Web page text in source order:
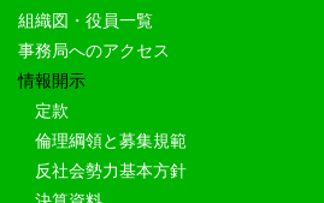
組織図・役員一覧
事務局へのアクセス
情報開示
定款
倫理綱領と募集規範
反社会勢力基本方針